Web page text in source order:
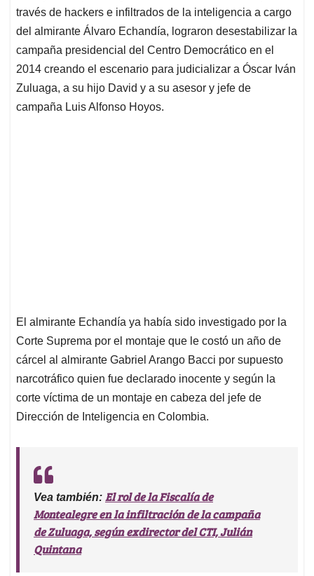
través de hackers e infiltrados de la inteligencia a cargo
del almirante Álvaro Echandía, lograron desestabilizar la
campaña presidencial del Centro Democrático en el
2014 creando el escenario para judicializar a Óscar Iván
Zuluaga, a su hijo David y a su asesor y jefe de
campaña Luis Alfonso Hoyos.
El almirante Echandía ya había sido investigado por la
Corte Suprema por el montaje que le costó un año de
cárcel al almirante Gabriel Arango Bacci por supuesto
narcotráfico quien fue declarado inocente y según la
corte víctima de un montaje en cabeza del jefe de
Dirección de Inteligencia en Colombia.
Vea también: El rol de la Fiscalía de
Montealegre en la infiltración de la campaña
de Zuluaga, según exdirector del CTI, Julián
Quintana